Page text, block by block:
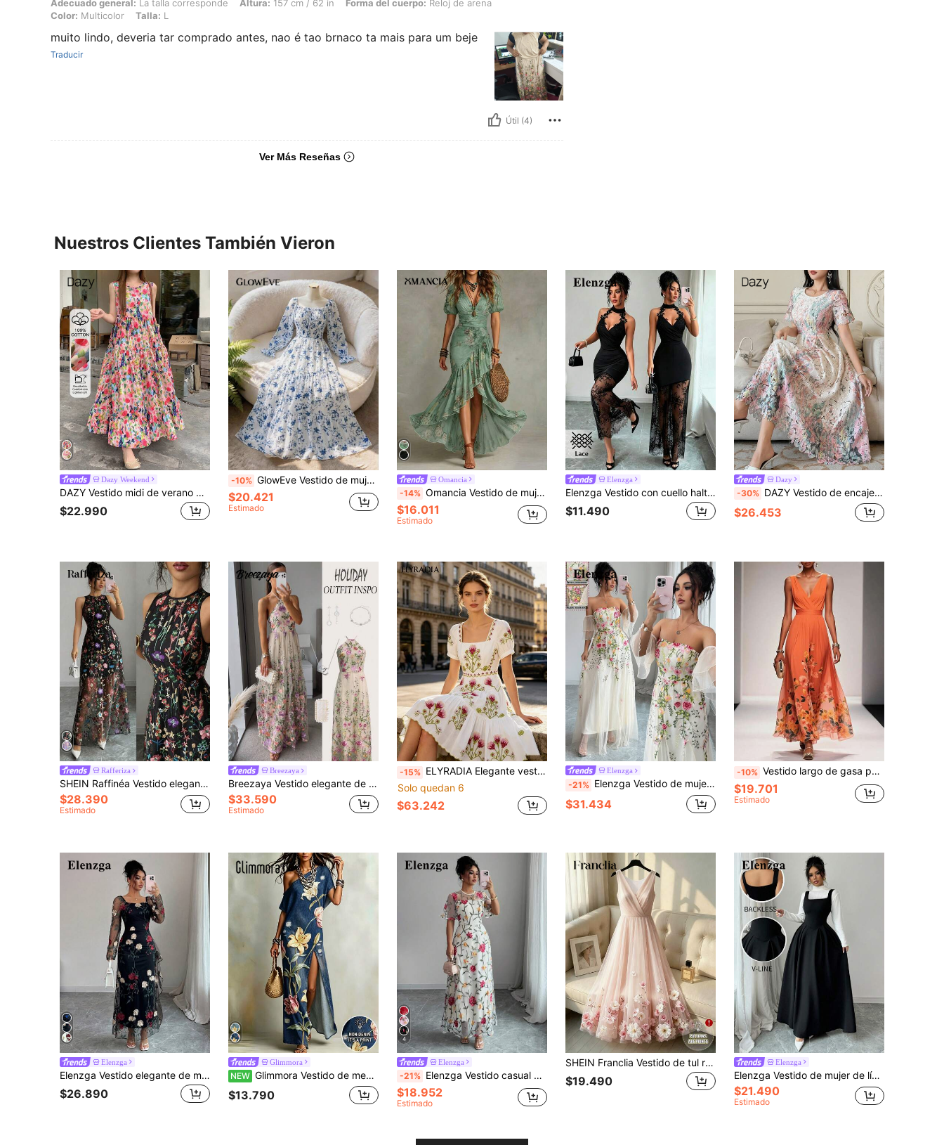
Adecuado general: La talla corresponde, Altura: 157 cm / 62 in, Forma del cuerpo: Reloj de arena, Color: Multicolor, Talla: L
Adecuado general: La talla corresponde Altura: 157 cm / 62 in Forma del cuerpo: Reloj de arena
Color: Multicolor Talla: L
muito lindo, deveria tar comprado antes, nao é tao brnaco ta mais para um beje
Traducir
Útil (4)
Ver Más Reseñas
Nuestros Clientes También Vieron
Dazy Weekend
DAZY Vestido midi de verano para mujer con falda tipo paraguas en línea A, sin mangas y de colores, estilo casual de vacaciones y streetwear para uso diario, vestido de sol
$22.990
-10% GlowEve Vestido de mujer elegante y de moda para ir al trabajo, casual, cómodo, encantador, vintage, minimalista, de alta gama, romántico, para vacaciones y días festivos, de dama gentil, manga larga, cuello cuadrado, cintura ceñida, fruncido, falda en línea A, de gasa con estampado floral pequeño (estampado aleatorio)
$20.421
Estimado
Omancia
-14% Omancia Vestido de mujer nuevo con estampado floral romántico, cintura ceñida y escote en V, diseño elegante, mangas abullonadas, adecuado para vacaciones, uso diario y desplazamientos
$16.011
Estimado
Elenzga
Elenzga Vestido con cuello halter, material iridiscente y contraste de encaje
$11.490
Dazy
-30% DAZY Vestido de encaje floral elegante de cuello redondo y longitud media para mujer, vestido de invitada de boda de verano, vestido de playa estilo boho para vacaciones
$26.453
Rafferiza
SHEIN Raffinéa Vestido elegante de mujer de cuello redondo sin mangas con bordado romántico de malla púrpura para fiesta, primavera/verano
$28.390
Estimado
Breezaya
Breezaya Vestido elegante de línea A con espalda descubierta, cintura anudada y bordado floral en color albaricoque
$33.590
Estimado
-15% ELYRADIA Elegante vestido midi blanco retro con bordado floral, vestido de línea A con cuello cuadrado, manga corta y tirantes finos, vestido de noche formal de lujo para boda
Solo quedan 6
$63.242
Elenzga
-21% Elenzga Vestido de mujer elegante de verano con bordado floral, malla de contraste y hombros descubiertos, adecuado para fiestas y té de la tarde
$31.434
-10% Vestido largo de gasa para mujer, sin mangas, con escote en V profundo y corte en A, estampado floral. Elegante para ocasiones formales, también una encantadora opción para el verano. Vacaciones
$19.701
Estimado
Elenzga
Elenzga Vestido elegante de mujer con cuello cuadrado, malla y bordado floral, adecuado para reuniones y ocasiones formales en primavera/verano (bordado aleatorio)
$26.890
Glimmora
NEW Glimmora Vestido de mezclilla desgastado y roto de estilo vintage americano con estampado floral de lirio grande, vestido largo y suelto para mujer, vestido casual de verano para vacaciones y viajes
$13.790
4
Elenzga
-21% Elenzga Vestido casual y elegante con cremallera, con estampado de hojas de rosa bordadas en tela de malla para mujeres
$18.952
Estimado
SHEIN Franclia Vestido de tul rosa claro estilo suave para mujer, sin mangas, cuello en V, cintura definida, vestido largo de noche
$19.490
Elenzga
Elenzga Vestido de mujer de línea A con cuello cuadrado y recogido en la cintura, estilo europeo y americano para otoño/invierno
$21.490
Estimado